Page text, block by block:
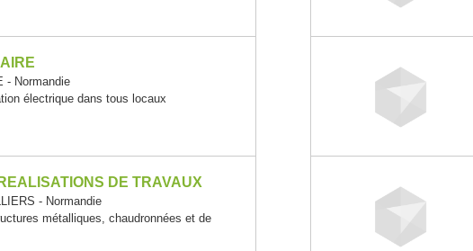
- Normandie
électrique dans tous locaux
DE TRAVAUX
- Normandie
métalliques, chaudronnées et de